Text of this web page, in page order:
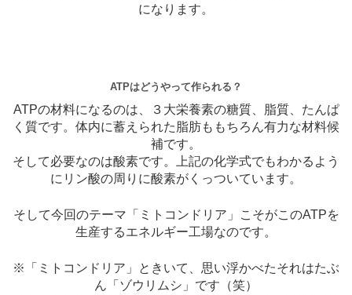
になります。
ATPはどうやって作られる？
ATPの材料になるのは、３大栄養素の糖質、脂質、たんぱ
く質です。体内に蓄えられた脂肪ももちろん有力な材料候
補です。
そして必要なのは酸素です。上記の化学式でもわかるよう
にリン酸の周りに酸素がくっついています。
そして今回のテーマ「ミトコンドリア」こそがこのATPを
生産するエネルギー工場なのです。
※「ミトコンドリア」ときいて、思い浮かべたそれはたぶ
ん「ゾウリムシ」です（笑）